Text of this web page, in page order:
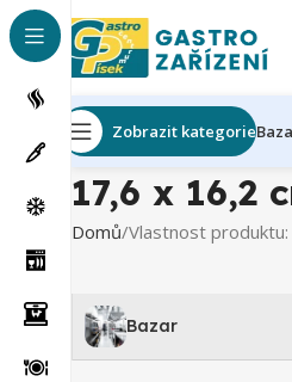
Zobrazit kategorie
17,6 x 16,2
Domů Vlastnost
Bazar